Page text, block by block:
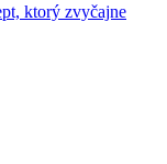
ktorý zvyčajne